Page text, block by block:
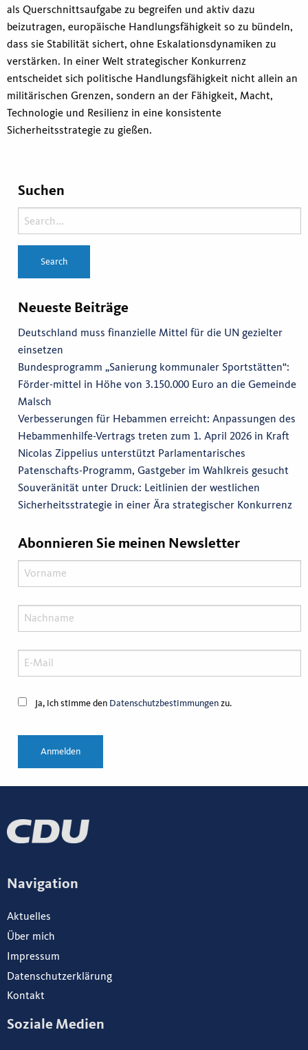
als Querschnittsaufgabe zu begreifen und aktiv dazu
beizutragen, europäische Handlungsfähigkeit so zu bündeln,
dass sie Stabilität sichert, ohne Eskalationsdynamiken zu
verstärken. In einer Welt strategischer Konkurrenz
entscheidet sich politische Handlungsfähigkeit nicht allein an
militärischen Grenzen, sondern an der Fähigkeit, Macht,
Technologie und Resilienz in eine konsistente
Sicherheitsstrategie zu gießen.
Suchen
Neueste Beiträge
Deutschland muss finanzielle Mittel für die UN gezielter
einsetzen
Bundesprogramm „Sanierung kommunaler Sportstätten“:
Förder-mittel in Höhe von 3.150.000 Euro an die Gemeinde
Malsch
Verbesserungen für Hebammen erreicht: Anpassungen des
Hebammenhilfe-Vertrags treten zum 1. April 2026 in Kraft
Nicolas Zippelius unterstützt Parlamentarisches
Patenschafts-Programm, Gastgeber im Wahlkreis gesucht
Souveränität unter Druck: Leitlinien der westlichen
Sicherheitsstrategie in einer Ära strategischer Konkurrenz
Abonnieren Sie meinen Newsletter
Ja, ich stimme den Datenschutzbestimmungenzu.
Anmelden
Navigation
Aktuelles
Über mich
Impressum
Datenschutzerklärung
Kontakt
Soziale Medien